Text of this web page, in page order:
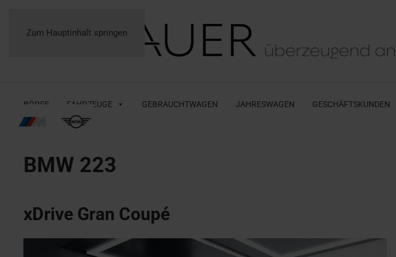
Zum Hauptinhalt springen
BÖRSE FAHRZEUGE GEBRAUCHTWAGEN JAHRESWAGEN GESCHÄFTSKUNDEN
BMW 223
xDrive Gran Coupé